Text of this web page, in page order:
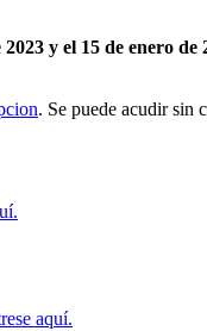
y el 15 de enero
. Se puede acudir sin
aquí.